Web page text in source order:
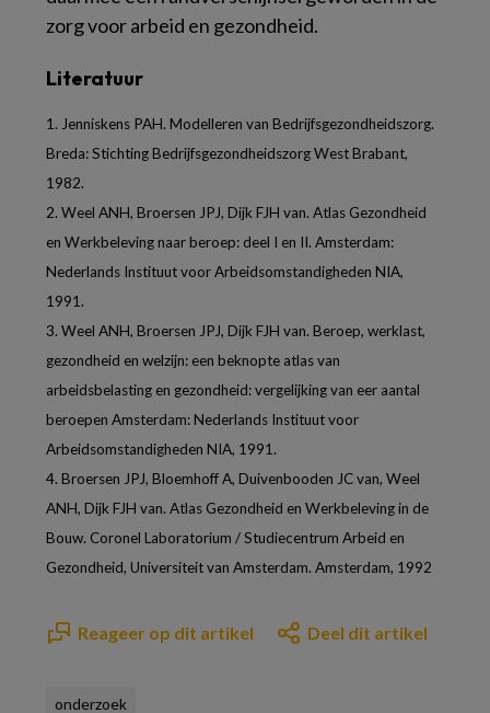
zorg voor arbeid en gezondheid.
Literatuur
1. Jenniskens PAH. Modelleren van Bedrijfsgezondheidszorg.
Breda: Stichting Bedrijfsgezondheidszorg West Brabant,
1982.
2. Weel ANH, Broersen JPJ, Dijk FJH van. Atlas Gezondheid
en Werkbeleving naar beroep: deel I en II. Amsterdam:
Nederlands Instituut voor Arbeidsomstandigheden NIA,
1991.
3. Weel ANH, Broersen JPJ, Dijk FJH van. Beroep, werklast,
gezondheid en welzijn: een beknopte atlas van
arbeidsbelasting en gezondheid: vergelijking van eer aantal
beroepen Amsterdam: Nederlands Instituut voor
Arbeidsomstandigheden NIA, 1991.
4. Broersen JPJ, Bloemhoff A, Duivenbooden JC van, Weel
ANH, Dijk FJH van. Atlas Gezondheid en Werkbeleving in de
Bouw. Coronel Laboratorium / Studiecentrum Arbeid en
Gezondheid, Universiteit van Amsterdam. Amsterdam, 1992
Reageer op dit artikel Deel dit artikel
onderzoek